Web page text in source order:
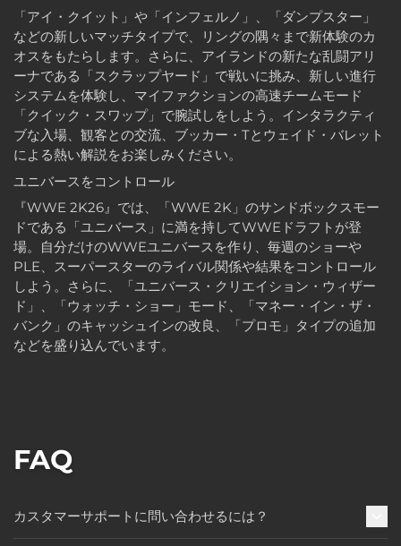
「アイ・クイット」や「インフェルノ」、「ダンプスター」
などの新しいマッチタイプで、リングの隅々まで新体験のカ
オスをもたらします。さらに、アイランドの新たな乱闘アリ
ーナである「スクラップヤード」で戦いに挑み、新しい進行
システムを体験し、マイファクションの高速チームモード
「クイック・スワップ」で腕試しをしよう。インタラクティ
ブな入場、観客との交流、ブッカー・Tとウェイド・バレット
による熱い解説をお楽しみください。
ユニバースをコントロール
『WWE 2K26』では、「WWE 2K」のサンドボックスモー
ドである「ユニバース」に満を持してWWEドラフトが登
場。自分だけのWWEユニバースを作り、毎週のショーや
PLE、スーパースターのライバル関係や結果をコントロール
しよう。さらに、「ユニバース・クリエイション・ウィザー
ド」、「ウォッチ・ショー」モード、「マネー・イン・ザ・
バンク」のキャッシュインの改良、「プロモ」タイプの追加
などを盛り込んでいます。
FAQ
カスタマーサポートに問い合わせるには？